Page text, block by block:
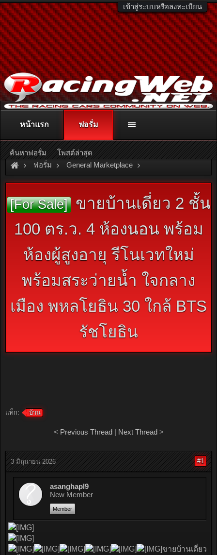
เข้าสู่ระบบหรือลงทะเบียน
ติดต่อลงโฆษณา racingweb@gmail.comหรือโทร. 081-811-1138
หรืออ่านรายละเอียดเพิ่มเติม คลิกที่นี่
ฟอรั่ม General Marketplace
สินค้าทั่วไป ไม่มีหมวดหมู่
[For Sale] ขายบ้านเดี่ยว 2 ชั้น
100 ตร.ว. 4 ห้องนอน พร้อม
ห้องผู้สูงอายุ รีโนเวทใหม่
พร้อมสระว่ายน้ำ ใจกลาง
เมือง พหลโยธิน 30 ใกล้ BTS
รัชโยธิน
แท็ก: บ้าน
< Previous Thread| Next Thread>
3 มิถุนายน 2026 #1
asanghapl9
New Member
Member
ขายบ้านเดี่ยว
หน้าแรก ฟอรั่ม
ค้นหาฟอรั่ม โพสต์ล่าสุด